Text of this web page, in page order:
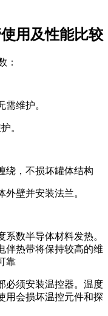
用及性能比较
：
维护。
。
绕，不损坏罐体结构
壁并安装法兰。
数半导体材料发热。
伴热带将保持较高的维
靠
必须安装温控器。温度
用会损坏温控元件和探